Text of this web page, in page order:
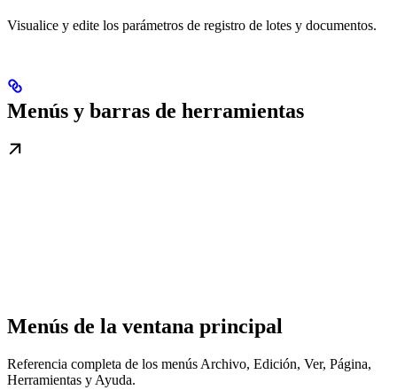
Visualice y edite los parámetros de registro de lotes y documentos.
Menús y barras de herramientas
Menús de la ventana principal
Referencia completa de los menús Archivo, Edición, Ver, Página,
Herramientas y Ayuda.